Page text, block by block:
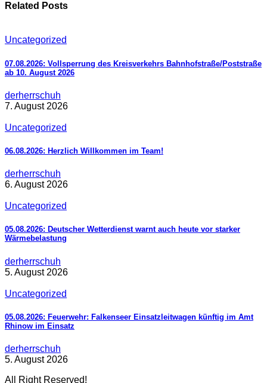
Related Posts
Uncategorized
07.08.2026: Vollsperrung des Kreisverkehrs Bahnhofstraße/Poststraße
ab 10. August 2026
derherrschuh
7. August 2026
Uncategorized
06.08.2026: Herzlich Willkommen im Team!
derherrschuh
6. August 2026
Uncategorized
05.08.2026: Deutscher Wetterdienst warnt auch heute vor starker
Wärmebelastung
derherrschuh
5. August 2026
Uncategorized
05.08.2026: Feuerwehr: Falkenseer Einsatzleitwagen künftig im Amt
Rhinow im Einsatz
derherrschuh
5. August 2026
All Right Reserved!